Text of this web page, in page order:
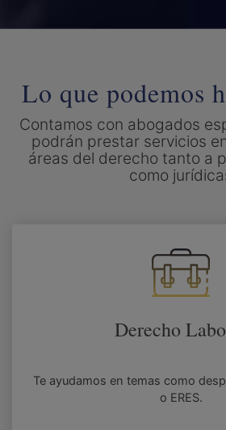
Lo que podemos
Contamos con abogados
podrán prestar servicios
áreas del derecho tanto a
como
Derecho
Te ayudamos en temas como
o ERES.